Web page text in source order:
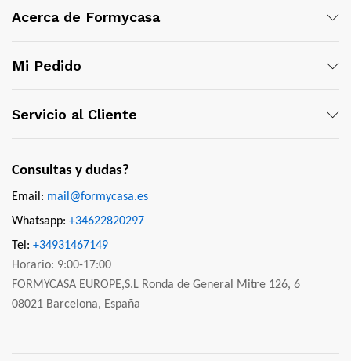
Acerca de Formycasa
Mi Pedido
Servicio al Cliente
Consultas y dudas?
Email: mail@formycasa.es
Whatsapp: +34622820297
Tel: +34931467149
Horario: 9:00-17:00
FORMYCASA EUROPE,S.L Ronda de General Mitre 126, 6
08021 Barcelona, España